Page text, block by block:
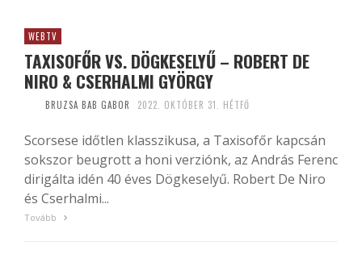
WEBTV
TAXISOFŐR VS. DÖGKESELYŰ – ROBERT DE
NIRO & CSERHALMI GYÖRGY
BRUZSA BAB GABOR 2022. OKTÓBER 31. HÉTFŐ
Scorsese időtlen klasszikusa, a Taxisofőr kapcsán
sokszor beugrott a honi verziónk, az András Ferenc
dirigálta idén 40 éves Dögkeselyű. Robert De Niro
és Cserhalmi...
Tovább